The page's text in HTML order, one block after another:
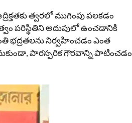
త్వరలో ముగింపు పలకడం
పరిస్థితిని అదుపులో ఉంచడానికి
భద్రతలను నిర్వహించడం ఎంత
పారస్పరిక గౌరవాన్ని పాటించడం